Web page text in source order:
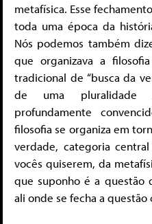
metafísica. Esse
toda uma época da
Nós podemos também
que organizava a
tradicional de “busca da
de uma pluralidade
profundamente
filosofia se organiza em
verdade, categoria
vocês quiserem, da
que suponho é a questão
ali onde se fecha a questão